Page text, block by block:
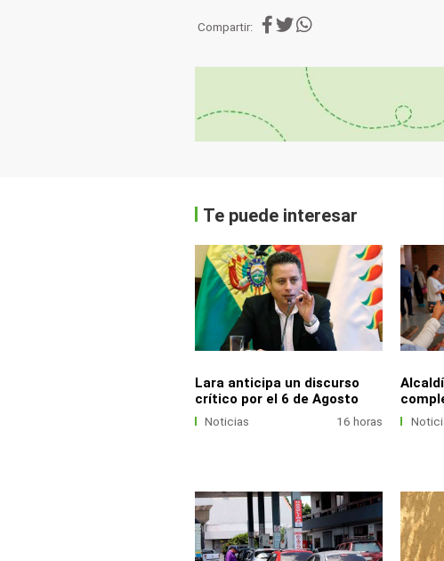
Compartir:
Te puede interesar
Lara anticipa un discurso
crítico por el 6 de Agosto
Noticias 16 horas